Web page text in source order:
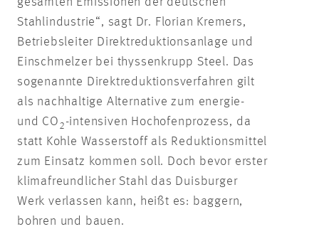
Stahlindustrie“, sagt Dr. Florian Kremers,
Betriebsleiter Direktreduktionsanlage und
Einschmelzer bei thyssenkrupp Steel. Das
sogenannte Direktreduktionsverfahren gilt
als nachhaltige Alternative zum energie-
und CO 2 -intensiven Hochofenprozess, da
statt Kohle Wasserstoff als Reduktionsmittel
zum Einsatz kommen soll. Doch bevor erster
klimafreundlicher Stahl das Duisburger
Werk verlassen kann, heißt es: baggern,
bohren und bauen.